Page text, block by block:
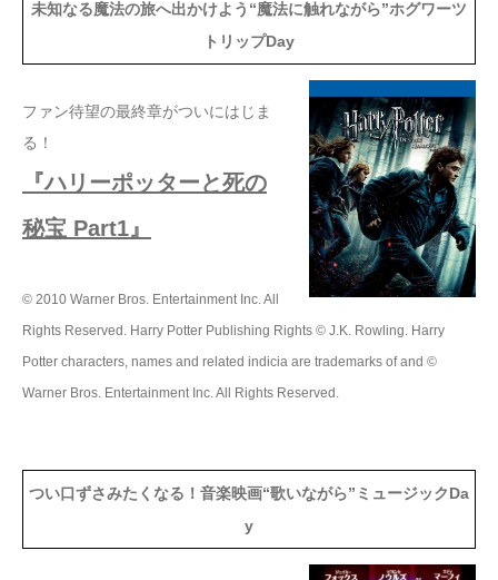
未知なる魔法の旅へ出かけよう“魔法に触れながら”ホグワーツ
トリップDay
ファン待望の最終章がついにはじま
る！
『ハリーポッターと死の
秘宝 Part1』
© 2010 Warner Bros. Entertainment Inc. All
Rights Reserved. Harry Potter Publishing Rights © J.K. Rowling. Harry
Potter characters, names and related indicia are trademarks of and ©
Warner Bros. Entertainment Inc. All Rights Reserved.
つい口ずさみたくなる！音楽映画“歌いながら”ミュージックDa
y